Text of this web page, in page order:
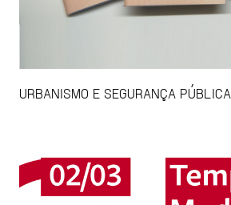
URBANISMO E SEGURANÇA PÚBLICA